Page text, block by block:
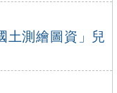
土測繪圖資」兒